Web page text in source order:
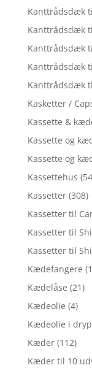
Kanttrådsdæk
Kanttrådsdæk
Kanttrådsdæk
Kanttrådsdæk
Kanttrådsdæk
Kasketter /
Kassette &
Kassette og
Kassette og
Kassettehus
Kassetter (308)
Kassetter til
Kassetter til
Kassetter til
Kædefangere
Kædelåse (21)
Kædeolie (4)
Kædeolie i
Kæder (112)
Kæder til 10